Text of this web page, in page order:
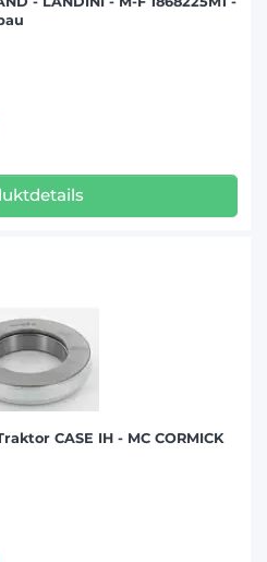
CASE IH - MC CORMICK